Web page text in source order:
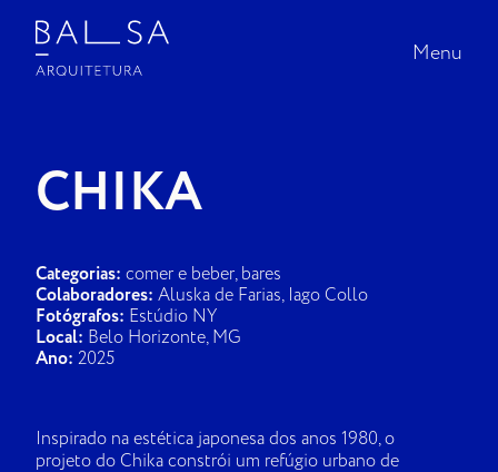
Menu
Menu
PROJETOS
SOBRE A BALSA
NA MÍDIA
CONTATO
CHIKA
Categorias: comer e beber, bares
Colaboradores: Aluska de Farias, Iago Collo
Fotógrafos: Estúdio NY
Local: Belo Horizonte, MG
Ano: 2025
Inspirado na estética japonesa dos anos 1980, o
projeto do Chika constrói um refúgio urbano de